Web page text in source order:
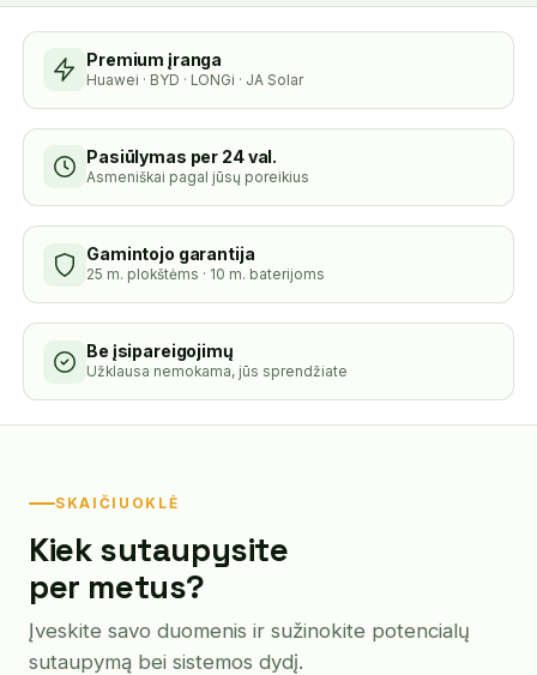
Premium įranga
Huawei · BYD · LONGi · JA Solar
Pasiūlymas per 24 val.
Asmeniškai pagal jūsų poreikius
Gamintojo garantija
25 m. plokštėms · 10 m. baterijoms
Be įsipareigojimų
Užklausa nemokama, jūs sprendžiate
SKAIČIUOKLĖ
Kiek sutaupysite
per metus?
Įveskite savo duomenis ir sužinokite potencialų
sutaupymą bei sistemos dydį.